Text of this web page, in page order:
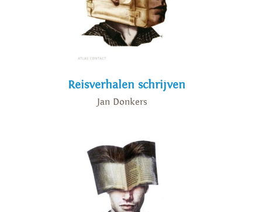
Reisverhalen schrijven
Jan Donkers